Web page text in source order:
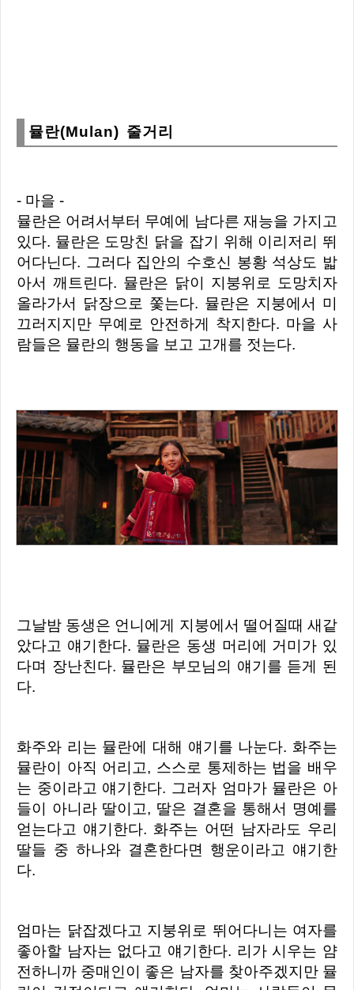
뮬란(Mulan) 줄거리
- 마을 -
뮬란은 어려서부터 무예에 남다른 재능을 가지고
있다. 뮬란은 도망친 닭을 잡기 위해 이리저리 뛰
어다닌다. 그러다 집안의 수호신 봉황 석상도 밟
아서 깨트린다. 뮬란은 닭이 지붕위로 도망치자
올라가서 닭장으로 쫓는다. 뮬란은 지붕에서 미
끄러지지만 무예로 안전하게 착지한다. 마을 사
람들은 뮬란의 행동을 보고 고개를 젓는다.
그날밤 동생은 언니에게 지붕에서 떨어질때 새같
았다고 얘기한다. 뮬란은 동생 머리에 거미가 있
다며 장난친다. 뮬란은 부모님의 얘기를 듣게 된
다.
화주와 리는 뮬란에 대해 얘기를 나눈다. 화주는
뮬란이 아직 어리고, 스스로 통제하는 법을 배우
는 중이라고 얘기한다. 그러자 엄마가 뮬란은 아
들이 아니라 딸이고, 딸은 결혼을 통해서 명예를
얻는다고 얘기한다. 화주는 어떤 남자라도 우리
딸들 중 하나와 결혼한다면 행운이라고 얘기한
다.
엄마는 닭잡겠다고 지붕위로 뛰어다니는 여자를
좋아할 남자는 없다고 얘기한다. 리가 시우는 얌
전하니까 중매인이 좋은 남자를 찾아주겠지만 뮬